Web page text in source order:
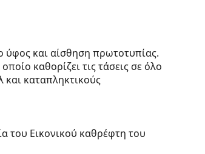
ύφος και αίσθηση πρωτοτυπίας.
καθορίζει τις τάσεις σε όλο
καταπληκτικούς
του Εικονικού καθρέφτη του